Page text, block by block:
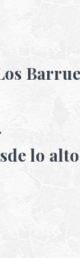
lo alto